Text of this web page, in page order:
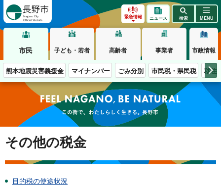
緊急情報 ニュース 検索 MENU
市民 子ども・若者 高齢者 事業者 市政情報
熊本地震災害義援金 マイナンバー ごみ分別 市民税・県民税 移住
この街で、わたしらしく生きる。長野市
その他の税金
目的税の使途状況